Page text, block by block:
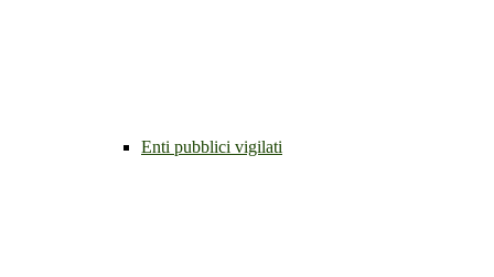
Enti pubblici vigilati